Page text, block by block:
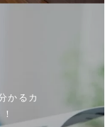
かるカ